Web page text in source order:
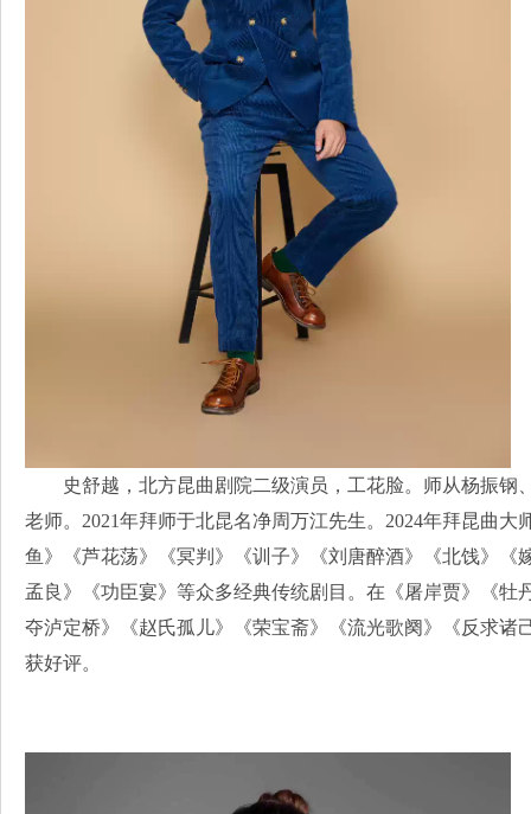
史舒越，北方昆曲剧院二级演员，工花脸。师从杨振钢
老师。2021年拜师于北昆名净周万江先生。2024年拜昆曲
鱼》《芦花荡》《冥判》《训子》《刘唐醉酒》《北饯》《
孟良》《功臣宴》等众多经典传统剧目。在《屠岸贾》《牡
夺泸定桥》《赵氏孤儿》《荣宝斋》《流光歌阕》《反求诸
获好评。